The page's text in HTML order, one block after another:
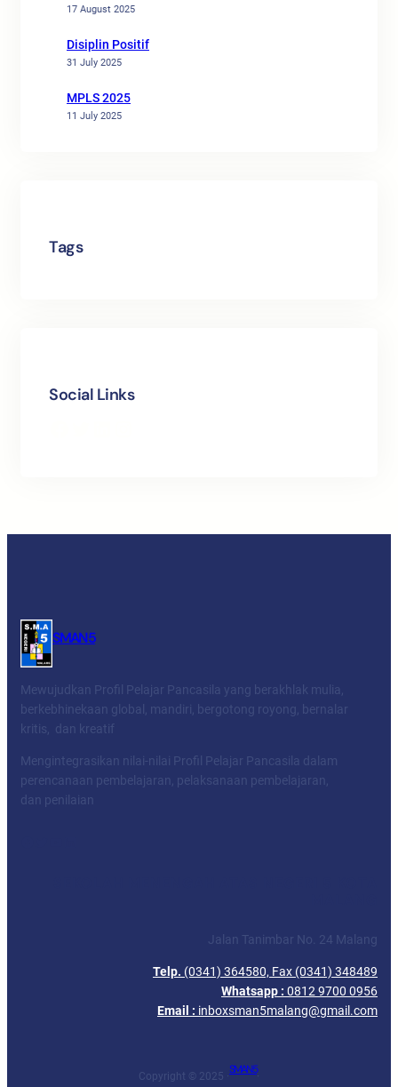
17 August 2025
Disiplin Positif
31 July 2025
MPLS 2025
11 July 2025
Tags
Social Links
SMAN 5
Mewujudkan Profil Pelajar Pancasila yang berakhlak mulia,
berkebhinekaan global, mandiri, bergotong royong, bernalar
kritis, dan kreatif
Mengintegrasikan nilai-nilai Profil Pelajar Pancasila dalam
perencanaan pembelajaran, pelaksanaan pembelajaran,
dan penilaian
Jalan Tanimbar No. 24 Malang
Telp. (0341) 364580, Fax (0341) 348489
Whatsapp : 0812 9700 0956
Email : inboxsman5malang@gmail.com
Copyright © 2025 ·SMAN 5·